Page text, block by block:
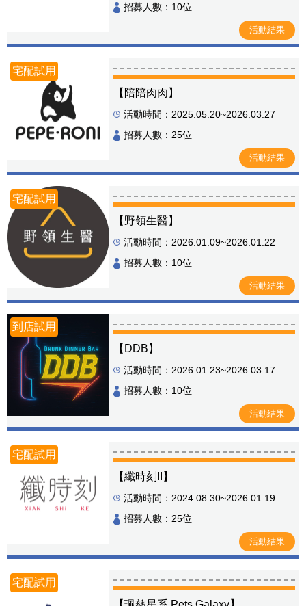
招募人數：10位
活動結果
宅配試用
【陪陪肉肉】
活動時間：2025.05.20~2026.03.27
招募人數：25位
活動結果
宅配試用
【野領生醫】
活動時間：2026.01.09~2026.01.22
招募人數：10位
活動結果
到店試用
【DDB】
活動時間：2026.01.23~2026.03.17
招募人數：10位
活動結果
宅配試用
【纖時刻II】
活動時間：2024.08.30~2026.01.19
招募人數：25位
活動結果
宅配試用